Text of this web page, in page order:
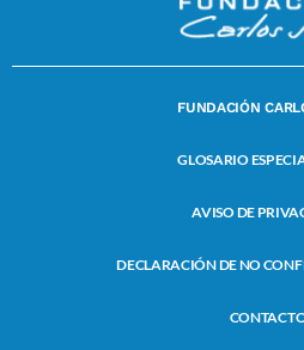
FUNDACIÓN
GLOSARIO
AVISO DE
DECLARACIÓN DE NO